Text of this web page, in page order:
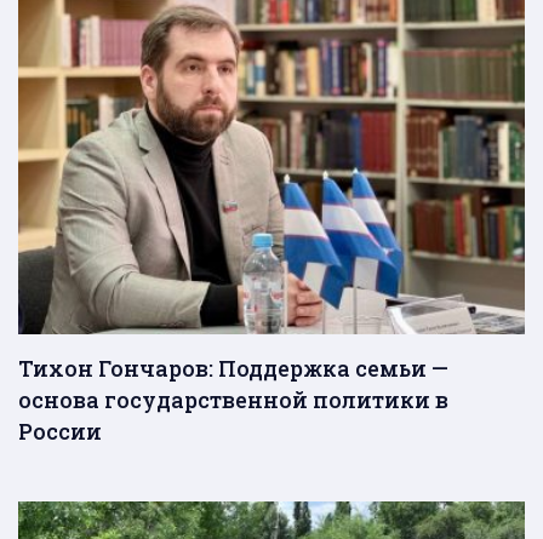
Тихон Гончаров: Поддержка семьи —
основа государственной политики в
России